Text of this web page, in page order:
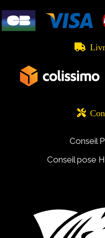


Conseil
Conseil pose